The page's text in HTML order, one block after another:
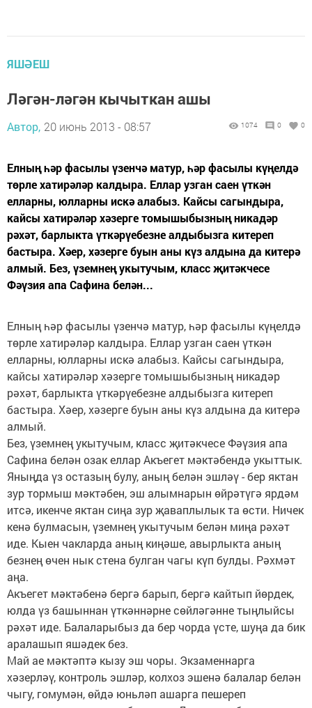
ЯШӘЕШ
Ләгән-ләгән кычыткан ашы
Автор, 20 июнь 2013 - 08:57 1074 0 0
Елның һәр фасылы үзенчә матур, һәр фасылы күңелдә
төрле хатирәләр калдыра. Еллар узган саен үткән
елларны, юлларны искә алабыз. Кайсы сагындыра,
кайсы хатирәләр хәзерге томышыбызның никадәр
рәхәт, барлыкта үткәрүебезне алдыбызга китереп
бастыра. Хәер, хәзерге буын аны күз алдына да китерә
алмый. Без, үземнең укытучым, класс җитәкчесе
Фәүзия апа Сафина белән...
Елның һәр фасылы үзенчә матур, һәр фасылы күңелдә
төрле хатирәләр калдыра. Еллар узган саен үткән
елларны, юлларны искә алабыз. Кайсы сагындыра,
кайсы хатирәләр хәзерге томышыбызның никадәр
рәхәт, барлыкта үткәрүебезне алдыбызга китереп
бастыра. Хәер, хәзерге буын аны күз алдына да китерә
алмый.
Без, үземнең укытучым, класс җитәкчесе Фәүзия апа
Сафина белән озак еллар Акъегет мәктәбендә укыттык.
Яныңда үз остазың булу, аның белән эшләү - бер яктан
зур тормыш мәктәбен, эш алымнарын өйрәтүгә ярдәм
итсә, икенче яктан сиңа зур җаваплылык та өсти. Ничек
кенә булмасын, үземнең укытучым белән миңа рәхәт
иде. Кыен чакларда аның киңәше, авырлыкта аның
безнең өчен нык стена булган чагы күп булды. Рәхмәт
аңа.
Акъегет мәктәбенә бергә барып, бергә кайтып йөрдек,
юлда үз башыннан үткәннәрне сөйләгәнне тыңлыйсы
рәхәт иде. Балаларыбыз да бер чорда үсте, шуңа да бик
аралашып яшәдек без.
Май ае мәктәптә кызу эш чоры. Экзаменнарга
хәзерләү, контроль эшләр, колхоз эшенә балалар белән
чыгу, гомумән, өйдә юньләп ашарга пешереп